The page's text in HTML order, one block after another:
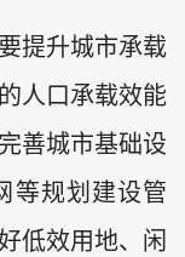
提升城市承载
人口承载效能
善城市基础设
等规划建设管
低效用地、闲